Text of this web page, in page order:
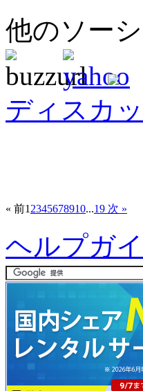
他のソー
ディスカ
« 前1 2345678910...19 次 »
ヘルプガ